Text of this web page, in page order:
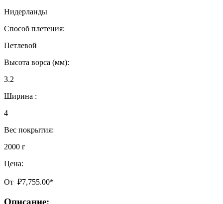
Нидерланды
Способ плетения:
Петлевой
Высота ворса (мм):
3.2
Ширина :
4
Вес покрытия:
2000 г
Цена:
От ₽7,755.00*
Описание: